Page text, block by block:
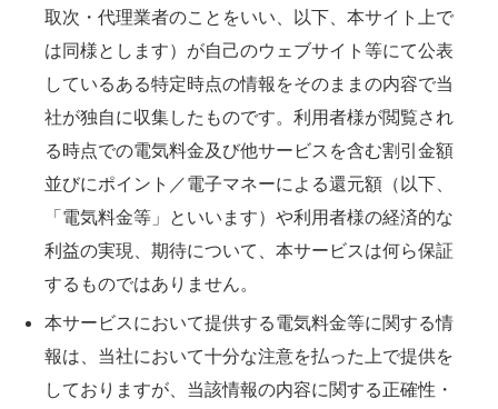
取次・代理業者のことをいい、以下、本サイト上で
は同様とします）が自己のウェブサイト等にて公表
しているある特定時点の情報をそのままの内容で当
社が独自に収集したものです。利用者様が閲覧され
る時点での電気料金及び他サービスを含む割引金額
並びにポイント／電子マネーによる還元額（以下、
「電気料金等」といいます）や利用者様の経済的な
利益の実現、期待について、本サービスは何ら保証
するものではありません。
本サービスにおいて提供する電気料金等に関する情
報は、当社において十分な注意を払った上で提供を
しておりますが、当該情報の内容に関する正確性・